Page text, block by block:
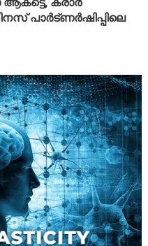
പാർട്ണർഷിപ്പിലെ